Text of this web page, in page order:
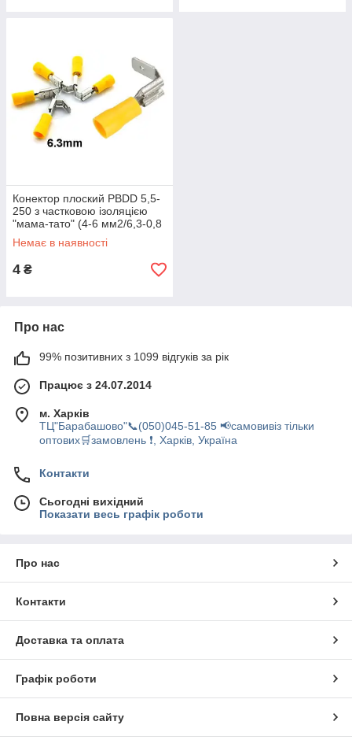
Конектор плоский PBDD 5,5-
250 з частковою ізоляцією
"мама-тато" (4-6 мм2/6,3-0,8
мм)
Немає в наявності
4 ₴
Про нас
99% позитивних з 1099 відгуків за рік
Працює з 24.07.2014
м. Харків
ТЦ"Барабашово"📞(050)045-51-85 📢самовивіз тільки
оптових🛒замовлень ❗, Харків, Україна
Контакти
Сьогодні вихідний
Показати весь графік роботи
Про нас
Контакти
Доставка та оплата
Графік роботи
Повна версія сайту